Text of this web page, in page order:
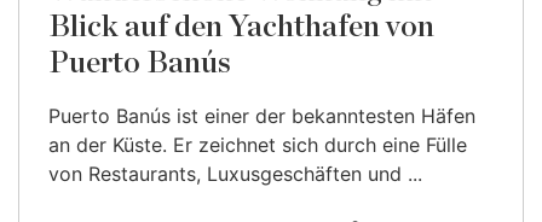
Blick auf den Yachthafen von
Puerto Banús
Puerto Banús ist einer der bekanntesten Häfen
an der Küste. Er zeichnet sich durch eine Fülle
von Restaurants, Luxusgeschäften und ...